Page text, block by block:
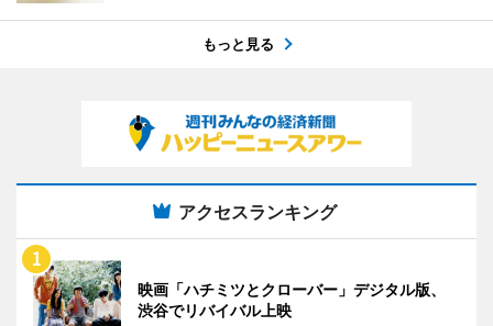
もっと見る
アクセスランキング
映画「ハチミツとクローバー」デジタル版、
渋谷でリバイバル上映